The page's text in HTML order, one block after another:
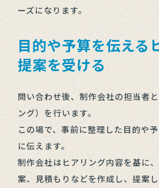
ーズになります。
目的や予算を伝える
提案を受ける
問い合わせ後、制作会社の担当者
ング）を行います。
この場で、事前に整理した目的や
に伝えます。
制作会社はヒアリング内容を基に
案、見積もりなどを作成し、提案し